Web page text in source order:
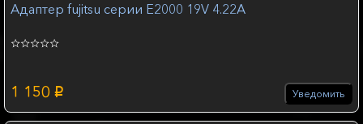
Адаптер fujitsu серии E2000 19V 4.22A
1 150 p Уведомить